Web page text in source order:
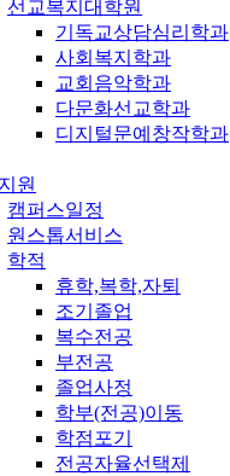
선교복지대학원
기독교상담심리학과
사회복지학과
교회음악학과
다문화선교학과
디지털문예창작학과
원
캠퍼스일정
원스톱서비스
학적
휴학,복학,자퇴
조기졸업
복수전공
부전공
졸업사정
학부(전공)이동
학점포기
전공자율선택제